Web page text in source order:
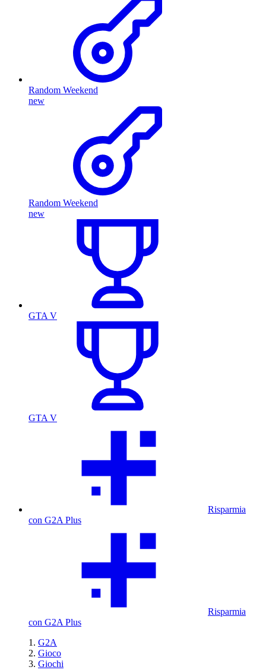
Random Weekend
new
Random Weekend
new
GTA V
GTA V
Risparmia
con G2A Plus
Risparmia
con G2A Plus
G2A
Gioco
Giochi